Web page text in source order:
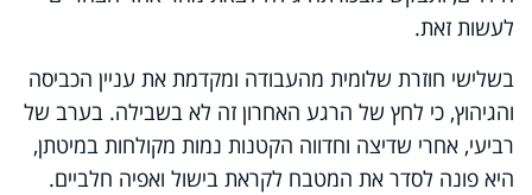
לעשות זאת.
בשלישי חוזרת שלומית מהעבודה ומקדמת את עניין הכביסה
והגיהוץ, כי לחץ של הרגע האחרון זה לא בשבילה. בערב של
רביעי, אחרי שדיצה וחדווה הקטנות נמות מקולחות במיטתן,
היא פונה לסדר את המטבח לקראת בישול ואפיה חלביים.